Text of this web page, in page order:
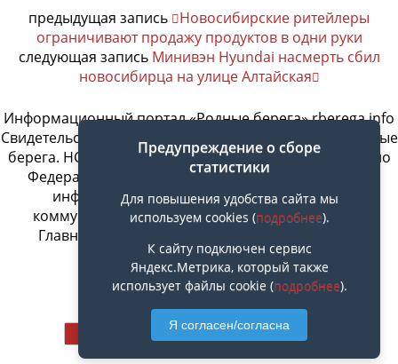
предыдущая запись
Новосибирские ритейлеры
ограничивают продажу продуктов в одни руки
следующая запись Минивэн Hyundai насмерть сбил
новосибирца на улице Алтайская
Информационный портал «Родные берега» rberega.info
Свидетельство о регистрации сетевого издания «Родные
берега. НСК»: Эл № ФС77-74717 от 11.01.2019 г., выдано
Федеральной службой по надзору в сфере связи,
информационных технологий и массовых
коммуникаций. Учредитель ООО «СовИнформ».
Главный редактор Байжанов Ерлан Омарович
Предупреждение о сборе
статистики
Для повышения удобства сайта мы
используем cookies (подробнее).
К сайту подключен сервис
Яндекс.Метрика, который также
использует файлы cookie (подробнее).
Я согласен/согласна
Наверх
Компьютерная